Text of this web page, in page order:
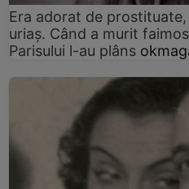
Era adorat de
uriaș. Când a murit
Parisului l-au plâns